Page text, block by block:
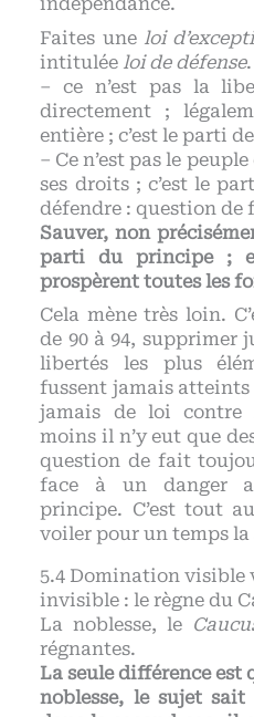
Faites une loi
intitulée loi de défense
– ce n’est pas la
directement ;
entière ; c’est le parti
– Ce n’est pas le
ses droits ; c’est le
défendre : question de
Sauver, non
parti du principe ;
prospèrent toutes les
Cela mène très loin.
de 90 à 94, supprimer
libertés les plus
fussent jamais
jamais de loi contre
moins il n’y eut que
question de fait
face à un danger
principe. C’est tout
voiler pour un temps
Domination visible
invisible : le règne du
La noblesse, le
régnantes.
La seule différence est
noblesse, le sujet